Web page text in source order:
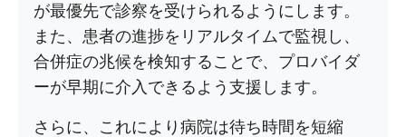
が最優先で診察を受けられるようにします。
また、患者の進捗をリアルタイムで監視し、
合併症の兆候を検知することで、プロバイダ
ーが早期に介入できるよう支援します。
さらに、これにより病院は待ち時間を短縮